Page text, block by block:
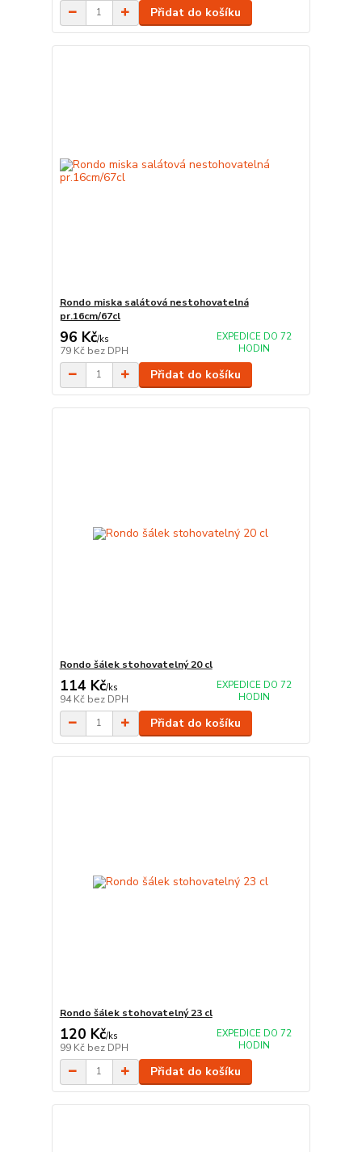
Přidat do košíku
Rondo miska salátová nestohovatelná
pr.16cm/67cl
96 Kč/ks
79 Kč bez DPH
EXPEDICE DO 72
HODIN
Přidat do košíku
Rondo šálek stohovatelný 20 cl
114 Kč/ks
94 Kč bez DPH
EXPEDICE DO 72
HODIN
Přidat do košíku
Rondo šálek stohovatelný 23 cl
120 Kč/ks
99 Kč bez DPH
EXPEDICE DO 72
HODIN
Přidat do košíku